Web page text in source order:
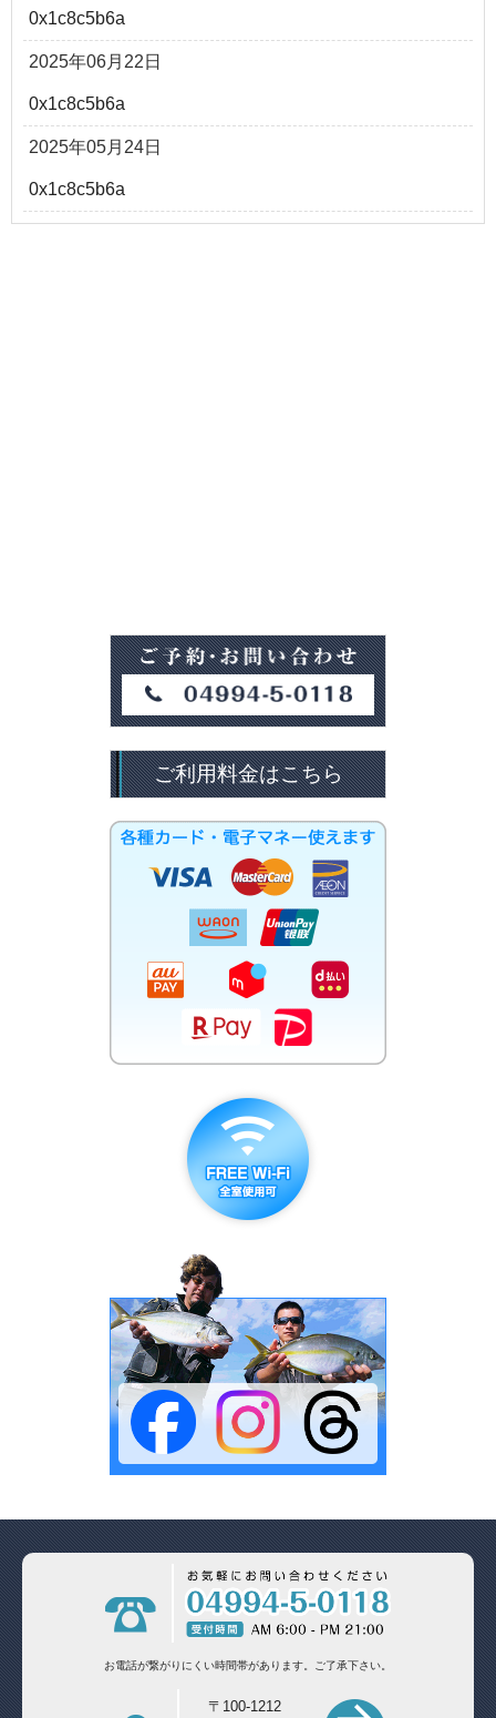
0x1c8c5b6a
2025年06月22日
0x1c8c5b6a
2025年05月24日
0x1c8c5b6a
ご利用料金はこちら
お電話が繋がりにくい時間帯があります。 ご了承下さい。
〒100-1212